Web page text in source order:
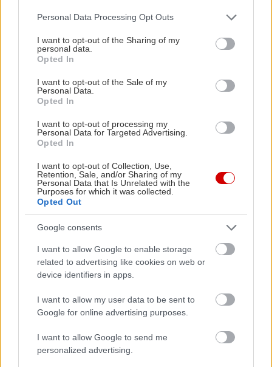
Please note that this website/app uses one or more Google
not limited to your visit or usage behaviour. You may click to
grant or deny consent to Google and its third-party tags to
use your data for below specified purposes in below Google
consent section.
Personal Data Processing Opt Outs
I want to opt-out of the Sharing of my
personal data.
Opted In
I want to opt-out of the Sale of my
Personal Data.
Opted In
I want to opt-out of processing my
Personal Data for Targeted Advertising.
Opted In
I want to opt-out of Collection, Use,
Retention, Sale, and/or Sharing of my
Personal Data that Is Unrelated with the
Purposes for which it was collected.
Opted Out
Google consents
I want to allow Google to enable storage
related to advertising like cookies on web or
device identifiers in apps.
I want to allow my user data to be sent to
Google for online advertising purposes.
I want to allow Google to send me
personalized advertising.